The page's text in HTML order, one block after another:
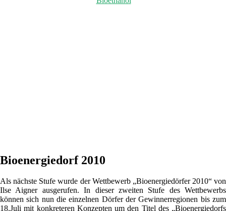
Bioenergiedorf 2010
Als nächste Stufe wurde der Wettbewerb „Bioenergiedörfer 2010“ von
Ilse Aigner ausgerufen. In dieser zweiten Stufe des Wettbewerbs
können sich nun die einzelnen Dörfer der Gewinnerregionen bis zum
18.Juli mit konkreteren Konzepten um den Titel des „Bioenergiedorfs